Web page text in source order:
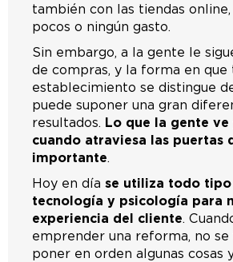
también con las tiendas
pocos o ningún gasto.
Sin embargo, a la gente le
de compras, y la forma en que
establecimiento se distingue
puede suponer una gran
resultados. Lo que la gente ve
cuando atraviesa las puertas
importante.
Hoy en día se utiliza todo tipo
tecnología y psicología para
experiencia del cliente.
emprender una reforma, no
poner en orden algunas cosas